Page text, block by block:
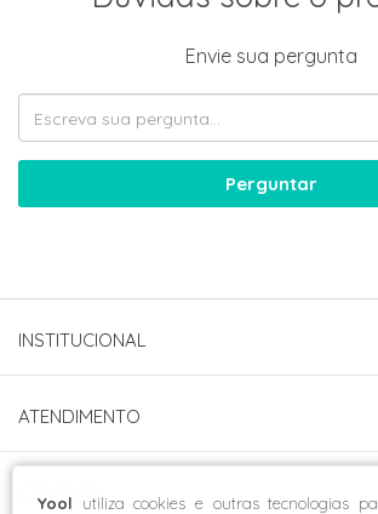
Yool utiliza cookies e outras tecnologias
Envie sua pergunta
Perguntar
INSTITUCIONAL
ATENDIMENTO
CONTATO